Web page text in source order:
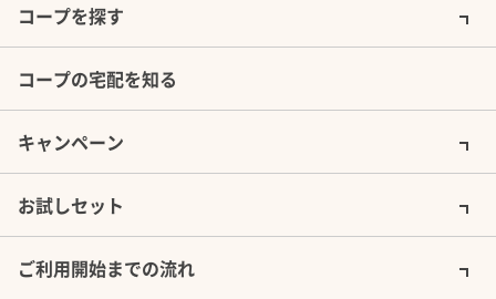
コープを探す
コープの宅配を知る
キャンペーン
お試しセット
ご利用開始までの流れ